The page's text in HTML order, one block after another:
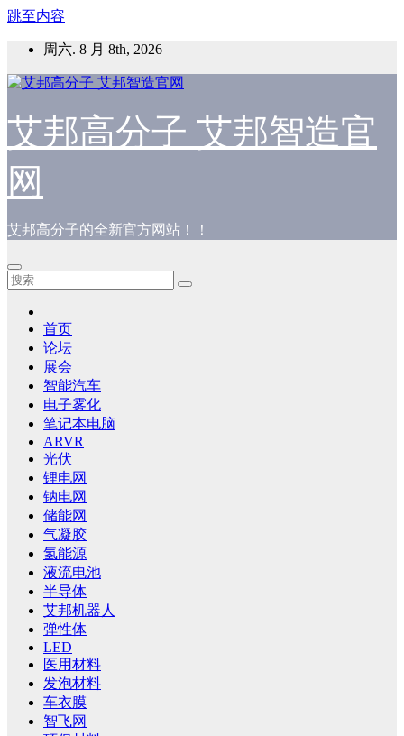
跳至内容
周六. 8 月 8th, 2026
艾邦高分子 艾邦智造官
网
艾邦高分子的全新官方网站！！
首页
论坛
展会
智能汽车
电子雾化
笔记本电脑
ARVR
光伏
锂电网
钠电网
储能网
气凝胶
氢能源
液流电池
半导体
艾邦机器人
弹性体
LED
医用材料
发泡材料
车衣膜
智飞网